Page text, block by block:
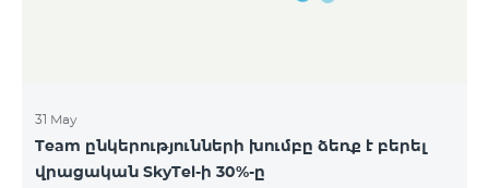
31 May
Team ընկերությունների խումբը ձեռք է բերել
վրացական SkyTel-ի 30%-ը